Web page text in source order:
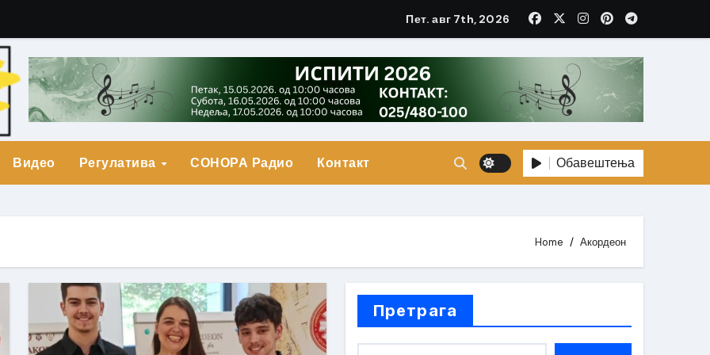
Друга Награда
Прва награда
Пет. авг 7th, 2026
Видео Регулатива СОНОРА Радио Контакт Обавештења
Home Акордеон
Претрага